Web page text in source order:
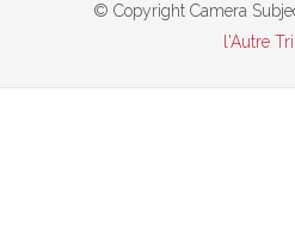
© Copyright Camera
l'Autre